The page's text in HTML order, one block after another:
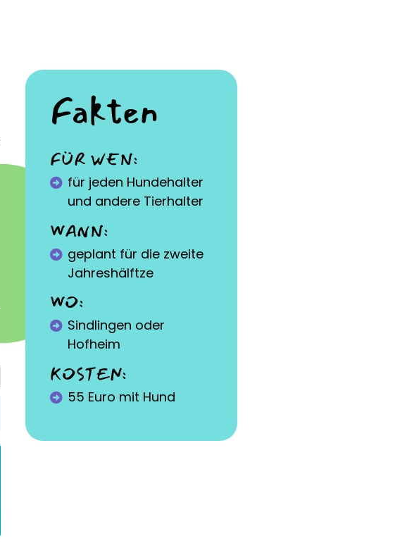
Fakten
FÜR WEN:
für jeden Hundehalter
und andere Tierhalter
WANN:
geplant für die zweite
Jahreshälftze
WO:
Sindlingen oder
Hofheim
KOSTEN:
55 Euro mit Hund